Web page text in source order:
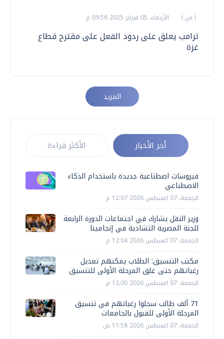
أ ش أ الأربعاء، 05 فبراير 2025 09:56 م
ترامب يعلق على ردود الفعل على مقترح قطاع
غزة
المزيد
أخر الأخبار الأكثر قراءة
فيروسات اصطناعية جديدة باستخدام الذكاء
الاصطناعي
الجمعة، 07 اغسطس 2026 12:07 م
وزير النقل يشارك في اجتماعات الدورة الرابعة
للجنة المصرية التشادية في إنجامينا
الجمعة، 07 اغسطس 2026 12:04 م
مكتب التنسيق: الطلاب يمكنهم تعديل
رغباتهم حتى غلق المرحلة الأولى للتنسيق
الجمعة، 07 اغسطس 2026 12:00 م
71 ألف طالب سجلوا رغباتهم في تنسيق
المرحلة الأولى للقبول بالجامعات
الجمعة، 07 اغسطس 2026 11:58 ص